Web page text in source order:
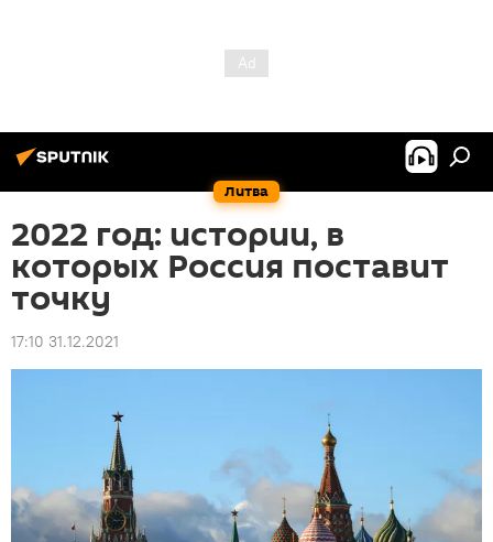
Литва
2022 год: истории, в
которых Россия поставит
точку
17:10 31.12.2021